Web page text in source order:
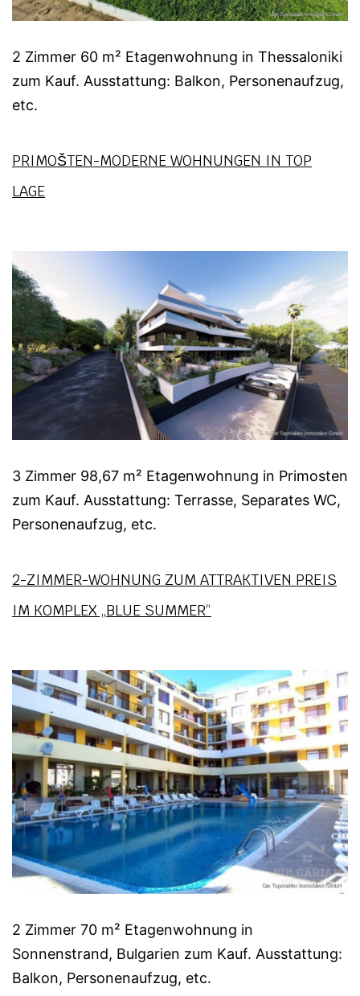
2 Zimmer 60 m² Etagenwohnung in Thessaloniki
zum Kauf. Ausstattung: Balkon, Personenaufzug,
etc.
PRIMOŠTEN-MODERNE WOHNUNGEN IN TOP
LAGE
3 Zimmer 98,67 m² Etagenwohnung in Primosten
zum Kauf. Ausstattung: Terrasse, Separates WC,
Personenaufzug, etc.
2-ZIMMER-WOHNUNG ZUM ATTRAKTIVEN PREIS
IM KOMPLEX „BLUE SUMMER“
2 Zimmer 70 m² Etagenwohnung in
Sonnenstrand, Bulgarien zum Kauf. Ausstattung:
Balkon, Personenaufzug, etc.